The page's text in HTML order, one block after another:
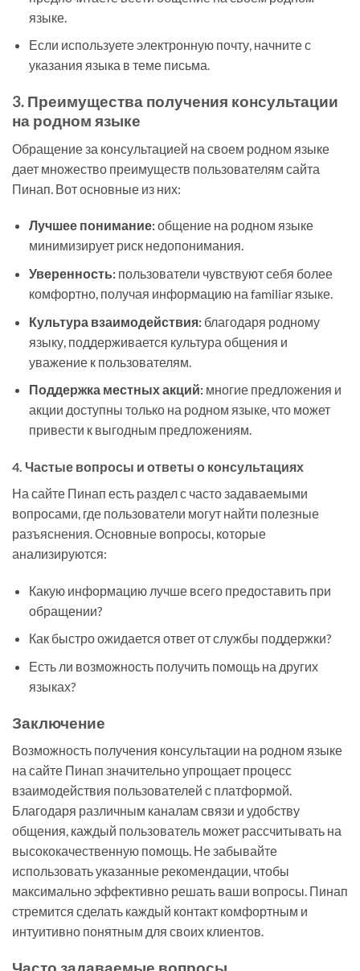
языке.
Если используете электронную почту, начните с
указания языка в теме письма.
3. Преимущества получения консультации
на родном языке
Обращение за консультацией на своем родном языке
дает множество преимуществ пользователям сайта
Пинап. Вот основные из них:
Лучшее понимание:общение на родном языке
минимизирует риск недопонимания.
Уверенность:пользователи чувствуют себя более
комфортно, получая информацию на familiar языке.
Культура взаимодействия:благодаря родному
языку, поддерживается культура общения и
уважение к пользователям.
Поддержка местных акций:многие предложения и
акции доступны только на родном языке, что может
привести к выгодным предложениям.
4. Частые вопросы и ответы о консультациях
На сайте Пинап есть раздел с часто задаваемыми
вопросами, где пользователи могут найти полезные
разъяснения. Основные вопросы, которые
анализируются:
Какую информацию лучше всего предоставить при
обращении?
Как быстро ожидается ответ от службы поддержки?
Есть ли возможность получить помощь на других
языках?
Заключение
Возможность получения консультации на родном языке
на сайте Пинап значительно упрощает процесс
взаимодействия пользователей с платформой.
Благодаря различным каналам связи и удобству
общения, каждый пользователь может рассчитывать на
высококачественную помощь. Не забывайте
использовать указанные рекомендации, чтобы
максимально эффективно решать ваши вопросы. Пинап
стремится сделать каждый контакт комфортным и
интуитивно понятным для своих клиентов.